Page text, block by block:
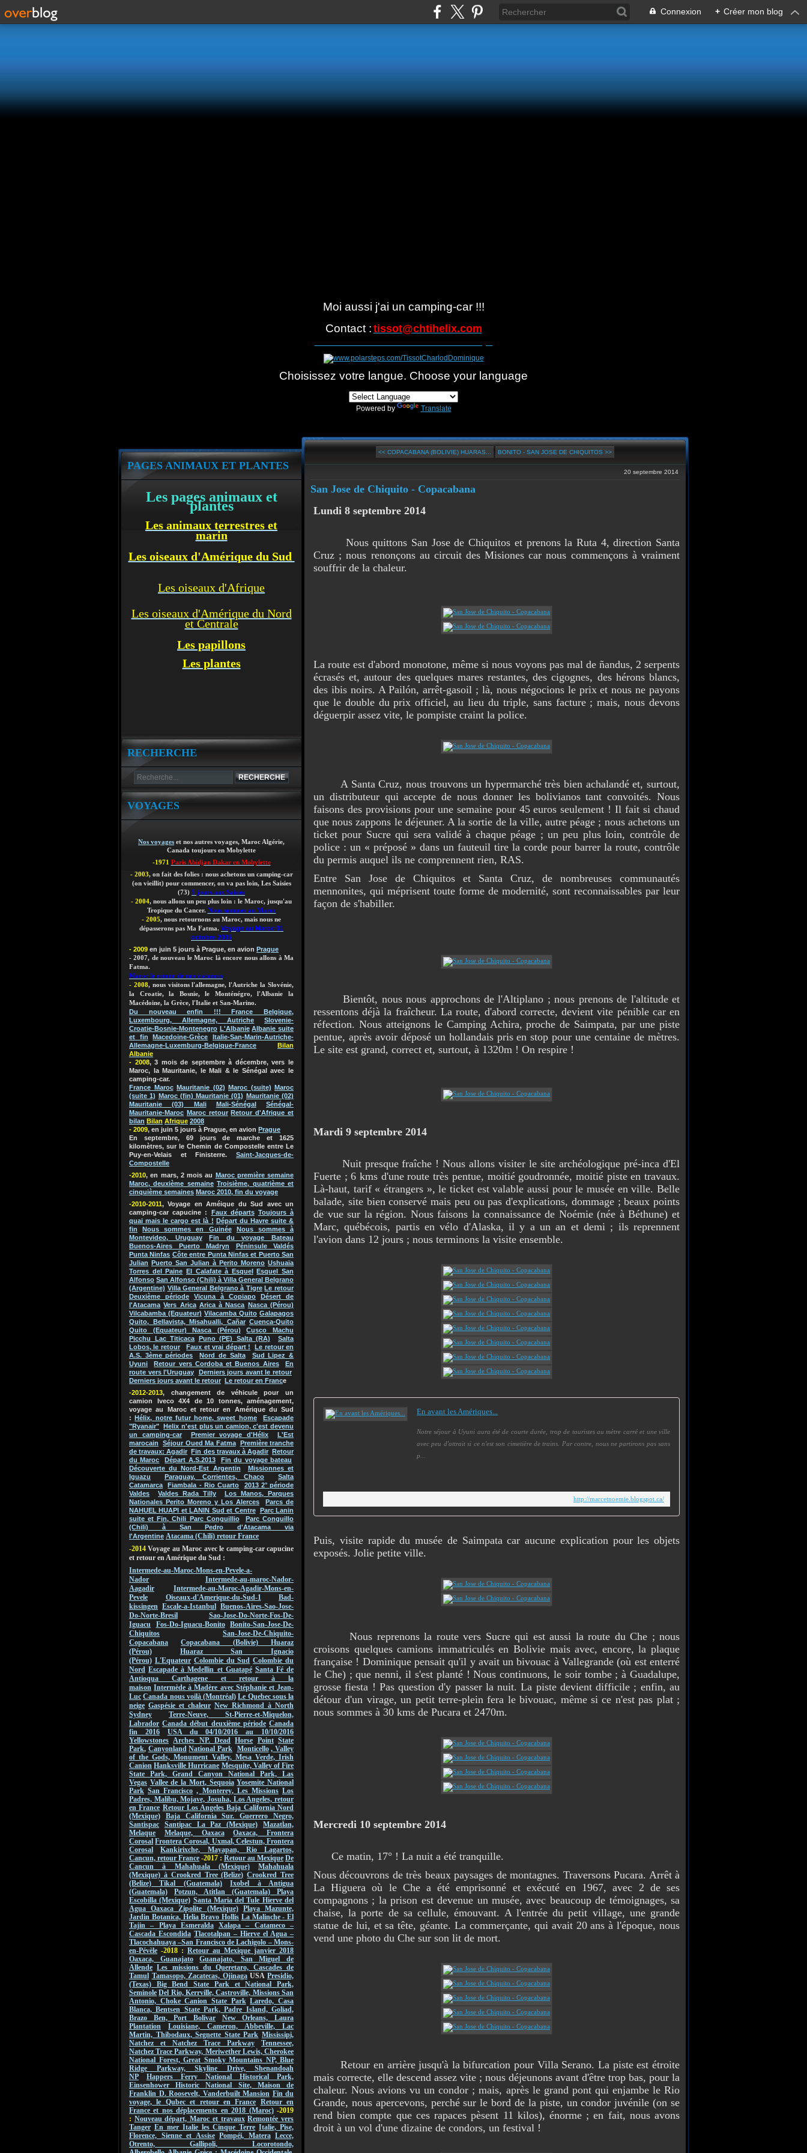
Connexion + Créer mon blog
Moi aussi j'ai un camping-car !!!
Contact : tissot@chtihelix.com
Choisissez votre langue. Choose your language
Powered by Translate
PAGES ANIMAUX ET PLANTES
Les pages animaux et
plantes
Les animaux terrestres et
marin
Les oiseaux d'Amérique du Sud
Les oiseaux d'Afrique
Les oiseaux d'Amérique du Nord
et Centrale
Les papillons
Les plantes
RECHERCHE
VOYAGES
Nos voyages et nos autres voyages, Maroc Algérie,
Canada toujours en Mobylette
-1971 Paris Abidjan Dakar en Mobylette
- 2003, on fait des folies : nous achetons un camping-car
(on vieillit) pour commencer, on va pas loin, Les Saisies
(73) 5 jours aux Saisies
- 2004, nous allons un peu plus loin : le Maroc, jusqu'au
Tropique du Cancer. Nous sommes au Maroc
- 2005, nous retournons au Maroc, mais nous ne
dépasserons pas Ma Fatma. Voyage au Maroc 01
octobre 2005
- 2009 en juin 5 jours à Prague, en avion Prague
- 2007, de nouveau le Maroc là encore nous allons à Ma
Fatma.
Maroc le retour de nos vacances
- 2008, nous visitons l'allemagne, l'Autriche la Slovénie,
la Croatie, la Bosnie, le Monténégro, l'Albanie la
Macédoine, la Grèce, l'Italie et San-Marino.
Du nouveau enfin !!! France Belgique,
Luxembourg, Allemagne, Autriche
Slovenie-
Croatie-Bosnie-Montenegro L'Albanie Albanie suite
et fin
Macedoine-Grèce
Italie-San-Marin-Autriche-
Allemagne-Luxemburg-Belgique-France
Bilan
Albanie
- 2008, 3 mois de septembre à décembre, vers le
Maroc, la Mauritanie, le Mali & le Sénégal avec le
camping-car.
France Maroc
Mauritanie (02) Maroc (suite)
Maroc
(suite 1)
Maroc (fin) Mauritanie (01)
Mauritanie (02)
Mauritanie (03) Mali
Mali-Sénégal
Sénégal-
Mauritanie-Maroc Maroc retour Retour d'Afrique et
bilan Bilan Afrique 2008
- 2009, en juin 5 jours à Prague, en avion Prague
En septembre, 69 jours de marche et 1625
kilomètres, sur le Chemin de Compostelle entre Le
Puy-en-Velais et Finisterre. Saint-Jacques-de-
Compostelle
-2010, en mars, 2 mois au Marocpremière semaine
Maroc, deuxième semaine Troisième, quatrième et
cinquième semaines Maroc 2010, fin du voyage
-2010-2011, Voyage en Améique du Sud avec un
camping-car capucine : Faux départs Toujours à
quai mais le cargo est là ! Départ du Havre suite &
fin
Nous sommes en Guinée
Nous sommes à
Montevideo, Uruguay
Fin du voyage Bateau
Buenos-Aires Puerto Madryn
Péninsule Valdés
Punta Ninfas Côte entre Punta Ninfas et Puerto San
Julian
Puerto San Julian à Perito Moreno Ushuaïa
Torres del Paine
El Calafate à Esquel
Esquel San
Alfonso San Alfonso (Chili) à Villa General Belgrano
(Argentine) Villa General Belgrano à Tigre Le retour
Deuxième période
Vicuna à Copiapo
Désert de
l'Atacama Vers Arica Arica à Nasca
Nasca (Pérou)
Vilcabamba (Equateur) Vilacamba Quito Galapagos
Quito, Bellavista, Misahualli, Cañar Cuenca-Quito
Quito (Equateur) Nasca (Pérou)
Cusco Machu
Picchu Lac Titicaca
Puno (PE) Salta (RA)
Salta
Lobos, le retour
Faux et vrai départ !
Le retour en
A.S. 3ème périodes
Nord de Salta
Sud Lipez &
Uyuni
Retour vers Cordoba et Buenos Aires
En
route vers l'Uruguay
Derniers jours avant le retour
Derniers jours avant le retour
Le retour en France
-2012-2013, changement de véhicule pour un
camion Iveco 4X4 de 10 tonnes, aménagement,
voyage au Maroc et retour en Amérique du Sud
:
Hélix, notre futur home, sweet home
Escapade
"Ryanair"
Helix n'est plus un camion, c'est devenu
un camping-car
Premier voyage d'Hélix
L'Est
marocain
Séjour Oued Ma Fatma
Première tranche
de travaux: Agadir
Fin des travaux à Agadir
Retour
du Maroc
Départ A.S.2013
Fin du voyage bateau
Découverte du Nord-Est Argentin
Missionnes et
Iguazu
Paraguay, Corrientes, Chaco
Salta
Catamarca
Fiambala - Rio Cuarto
2013 2° période
Valdes
Valdes Rada Tilly
Los Manos, Parques
Nationales Perito Moreno y Los Alerces
Parcs de
NAHUEL HUAPI et LANIN Sud et Centre
Parc Lanin
suite et Fin, Chili Parc Conguillio
Parc Conguillo
(Chili) à San Pedro d'Atacama via
l'Argentine Atacama (Chili) retour France
-2014 Voyage au Maroc avec le camping-car capucine
et retour en Amérique du Sud :
Intermede-au-Maroc-Mons-en-Pevele-a-
Nador
Intermede-au-maroc-Nador-
Aagadir
Intermede-au-Maroc-Agadir-Mons-en-
Pevele
Oiseaux-d'Amerique-du-Sud-1
Bad-
kissingen Escale-a-Istanbul Buenos-Aires-Sao-Jose-
Do-Norte-Bresil
Sao-Jose-Do-Norte-Fos-De-
Iguacu
Fos-Do-Iguacu-Bonito
Bonito-San-Jose-De-
Chiquitos
San-Jose-De-Chiquito-
Copacabana
Copacabana (Bolivie) Huaraz
(Pérou)
Huaraz San Ignacio
(Pérou) L'Equateur Colombie du Sud Colombie du
Nord Escapade à Medellin et Guatapé Santa Fé de
Antioqua Carthagene et retour à la
maison Intermède à Madère avec Stéphanie et Jean-
Luc Canada nous voilà (Montréal) Le Quebec sous la
neige Gaspésie et chaleur New Richmond à North
Sydney
Terre-Neuve, St-Pierre-et-Miquelon,
Labrador Canada début deuxième période Canada
fin 2016
USA du 04/10/2016 au 10/10/2016
Yellowstones Arches NP.Dead Horse Point State
Park, Canyonland National Park Monticello , Valley
of the Gods,Monument Valley,Mesa Verde, Irish
Canion Hanksville Hurricane Mesquite, Valley of Fire
State Park, Grand Canyon National Park, Las
Vegas Vallee dela Mort,Sequoia Yosemite National
Park San Francisco , Monterey, Les Missions Los
Padres, Malibu, Mojave, Josuha, Los Angeles, retour
en France Retour Los Angeles Baja California Nord
(Mexique)
Baja California Sur. Guerrero Negro,
Santispac
Santipac La Paz (Mexique)
Mazatlan,
Melaque
Melaque, Oaxaca
Oaxaca, Frontera
Corosal Frontera Corosal, Uxmal, Celestun, Frontera
Corosal
Kankirixche, Mayapan, Rio Lagartos,
Cancun, retour France -2017 : Retour au Mexique De
Cancun à Mahahuala (Mexique)
Mahahuala
(Mexique) à Crookred Tree (Belize) Crookred Tree
(Belize) Tikal (Guatemala)
Ixobel à Antigua
(Guatemala)
Potzun, Atitlan (Guatemala) Playa
Escobilla (Mexique) Santa Maria del Tule Hierve del
Agua Oaxaca Zipolite (Mexique) Playa Mazunte,
Jardin Botanica, Helia Bravo Hollis La Malinche - El
Tajin – Playa Esmeralda Xalapa – Catameco –
Cascada Escondida Tlacotalpan – Hierve el Agua –
Tlacochahuaya –San Francisco de Lachigolo – Mons-
en-Pévèle -2018 : Retour au Mexique janvier 2018
Oaxaca, Guanajato
Guanajato, San Miguel de
Allende Les missions du Queretaro, Cascades de
Tamul Tamasopo, Zacatecas, OjinagaUSAPresidio,
(Texas) Big Bend State Park et National Park,
Seminole Del Rio, Kerrville, Castroville, Missions San
Antonio, Choke Canion State Park Laredo, Casa
Blanca, Bentsen State Park, Padre Island, Goliad,
Brazo Ben, Port Bolivar
New Orleans, Laura
Plantation
Louisiane, Cameron, Abbeville, Lac
Martin, Thibodaux, Segnette State Park Mississipi,
Natchez et Natchez Trace Parkway
Tennessee,
Natchez Trace Parkway, Meriwether Lewis, Cherokee
National Forest, Great Smoky Mountains NP, Blue
Ridge Parkway, Skyline Drive, Shenandoah
NP
Happers Ferry National Historical Park,
Einsenhower Historic National Site, Maison de
Franklin D. Roosevelt, Vanderbuilt Mansion Fin du
voyage, le Qubec et retour en France Retour en
France et nos déplacements en 2018 (Maroc) -2019
: Nouveau départ, Maroc et travaux Remontée vers
Tanger En mer Italie les Cinque Terre Italie, Pise,
Florence, Sienne et Assise Pompéi, Matera Lecce,
Otrento, Gallipoli, Locorotondo,
<< COPACABANA (BOLIVIE) HUARAS... BONITO - SAN JOSE DE CHIQUITOS >>
20 septembre 2014
San Jose de Chiquito - Copacabana
Lundi 8 septembre 2014
Nous quittons San Jose de Chiquitos et prenons la Ruta 4, direction Santa
Cruz ; nous renonçons au circuit des Misiones car nous commençons à vraiment
souffrir de la chaleur.
La route est d'abord monotone, même si nous voyons pas mal de ñandus, 2 serpents
écrasés et, autour des quelques mares restantes, des cigognes, des hérons blancs,
des ibis noirs. A Pailón, arrêt-gasoil ; là, nous négocions le prix et nous ne payons
que le double du prix officiel, au lieu du triple, sans facture ; mais, nous devons
déguerpir assez vite, le pompiste craint la police.
A Santa Cruz, nous trouvons un hypermarché très bien achalandé et, surtout,
un distributeur qui accepte de nous donner les bolivianos tant convoités. Nous
faisons des provisions pour une semaine pour 45 euros seulement ! Il fait si chaud
que nous zappons le déjeuner. A la sortie de la ville, autre péage ; nous achetons un
ticket pour Sucre qui sera validé à chaque péage ; un peu plus loin, contrôle de
police : un « préposé » dans un fauteuil tire la corde pour barrer la route, contrôle
du permis auquel ils ne comprennent rien, RAS.
Entre San Jose de Chiquitos et Santa Cruz, de nombreuses communautés
mennonites, qui méprisent toute forme de modernité, sont reconnaissables par leur
façon de s'habiller.
Bientôt, nous nous approchons de l'Altiplano ; nous prenons de l'altitude et
ressentons déjà la fraîcheur. La route, d'abord correcte, devient vite pénible car en
réfection. Nous atteignons le Camping Achira, proche de Saimpata, par une piste
pentue, après avoir déposé un hollandais pris en stop pour une centaine de mètres.
Le site est grand, correct et, surtout, à 1320m ! On respire !
Mardi 9 septembre 2014
Nuit presque fraîche ! Nous allons visiter le site archéologique pré-inca d'El
Fuerte ; 6 kms d'une route très pentue, moitié goudronnée, moitié piste en travaux.
Là-haut, tarif « étrangers », le ticket est valable aussi pour le musée en ville. Belle
balade, site bien conservé mais peu ou pas d'explications, dommage ; beaux points
de vue sur la région. Nous faisons la connaissance de Noémie (née à Béthune) et
Marc, québécois, partis en vélo d'Alaska, il y a un an et demi ; ils reprennent
l'avion dans 12 jours ; nous terminons la visite ensemble.
En avant les Amériques...
Notre séjour à Uyuni aura été de courte durée, trop de touristes au mètre carré et une ville
avec peu d'attrait si ce n'est son cimetière de trains. Par contre, nous ne partirons pas sans
p...
http://marcetnoemie.blogspot.ca/
Puis, visite rapide du musée de Saimpata car aucune explication pour les objets
exposés. Jolie petite ville.
Nous reprenons la route vers Sucre qui est aussi la route du Che ; nous
croisons quelques camions immatriculés en Bolivie mais avec, encore, la plaque
française ! Dominique pensait qu'il y avait un bivouac à Vallegrande (où est enterré
le Che) ; que nenni, il s'est planté ! Nous continuons, le soir tombe ; à Guadalupe,
grosse fiesta ! Pas question d'y passer la nuit. La piste devient difficile ; enfin, au
détour d'un virage, un petit terre-plein fera le bivouac, même si ce n'est pas plat ;
nous sommes à 30 kms de Pucara et 2470m.
Mercredi 10 septembre 2014
Ce matin, 17° ! La nuit a été tranquille.
Nous découvrons de très beaux paysages de montagnes. Traversons Pucara. Arrêt à
La Higuera où le Che a été emprisonné et exécuté en 1967, avec 2 de ses
compagnons ; la prison est devenue un musée, avec beaucoup de témoignages, sa
chaise, la porte de sa cellule, émouvant. A l'entrée du petit village, une grande
statue de lui, et sa tête, géante. La commerçante, qui avait 20 ans à l'époque, nous
vend une photo du Che sur son lit de mort.
Retour en arrière jusqu'à la bifurcation pour Villa Serano. La piste est étroite
mais correcte, elle descend assez vite ; nous déjeunons avant d'être trop bas, pour la
chaleur. Nous avions vu un condor ; mais, après le grand pont qui enjambe le Rio
Grande, nous apercevons, perché sur le bord de la piste, un condor juvénile (on se
rend bien compte que ces rapaces pèsent 11 kilos), énorme ; en fait, nous avons
droit à un vol d'une dizaine de condors, un festival !